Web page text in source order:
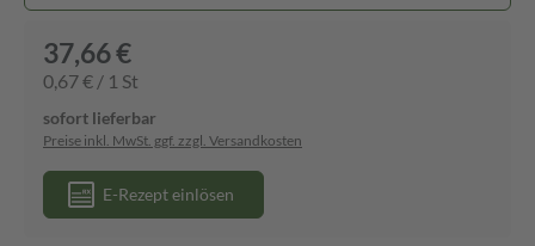
37,66 €
0,67 € / 1 St
sofort lieferbar
Preise inkl. MwSt. ggf. zzgl. Versandkosten
E-Rezept einlösen